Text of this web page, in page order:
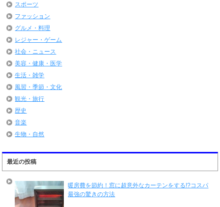
スポーツ
ファッション
グルメ・料理
レジャー・ゲーム
社会・ニュース
美容・健康・医学
生活・雑学
風習・季節・文化
観光・旅行
歴史
音楽
生物・自然
最近の投稿
暖房費を節約！窓に超意外なカーテンをする!?コスパ
最強の驚きの方法